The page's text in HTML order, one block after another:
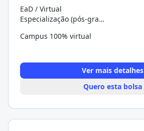
EaD / Virtual
Especialização (pós-graduação)
Campus 100% virtual
Ver mais detalhes
Quero esta bolsa